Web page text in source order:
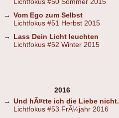
→ Vom Ego zum Selbst
Lichtfokus #51 Herbst 2015
→
Lass Dein Licht leuchten
Lichtfokus #52 Winter 2015
2016
→ Und hÃ¤tte ich die Liebe
Lichtfokus #53 FrÃ¼jahr 2016